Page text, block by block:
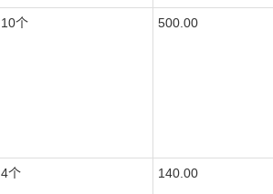
10个 500.00
4个 140.00